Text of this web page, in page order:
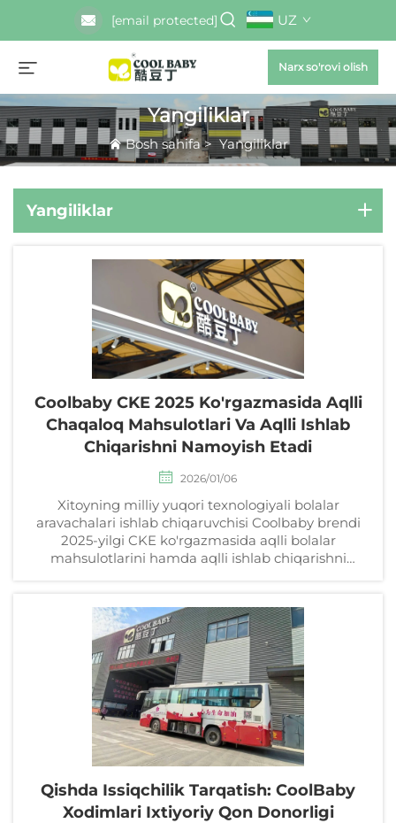
[email protected] UZ
Narx so'rovi olish
Yangiliklar
Bosh sahifa>Yangiliklar
Yangiliklar
Coolbaby CKE 2025 Ko'rgazmasida Aqlli
Chaqaloq Mahsulotlari Va Aqlli Ishlab
Chiqarishni Namoyish Etadi
2026/01/06
Xitoyning milliy yuqori texnologiyali bolalar
aravachalari ishlab chiqaruvchisi Coolbaby brendi
2025-yilgi CKE ko'rgazmasida aqlli bolalar
mahsulotlarini hamda aqlli ishlab chiqarishni
xavfsiz bolalar jihozlarini taklif qiladi.
Qishda Issiqchilik Tarqatish: CoolBaby
Xodimlari Ixtiyoriy Qon Donorligi